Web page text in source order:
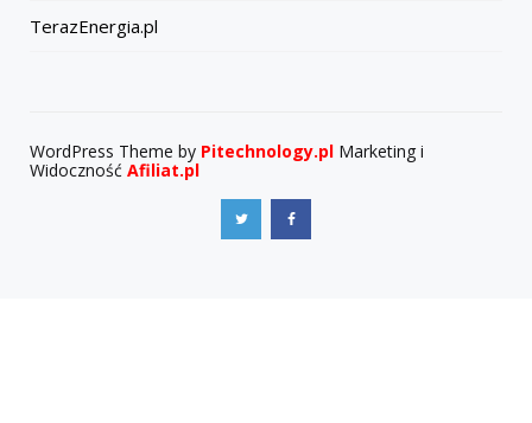
TerazEnergia.pl
WordPress Theme by Pitechnology.pl Marketing i
Widoczność Afiliat.pl